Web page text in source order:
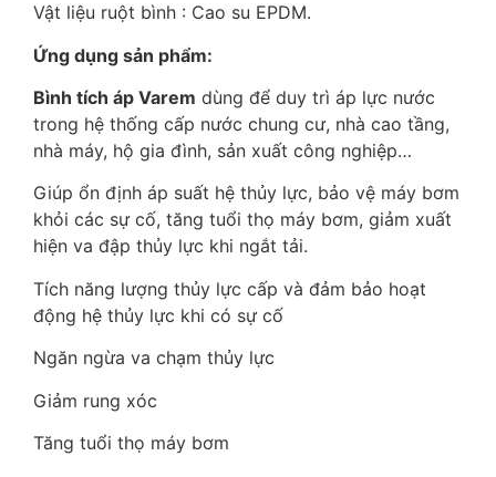
Vật liệu ruột bình : Cao su EPDM.
Ứng dụng sản phẩm:
Bình tích áp Varem dùng để duy trì áp lực nước
trong hệ thống cấp nước chung cư, nhà cao tầng,
nhà máy, hộ gia đình, sản xuất công nghiệp…
Giúp ổn định áp suất hệ thủy lực, bảo vệ máy bơm
khỏi các sự cố, tăng tuổi thọ máy bơm, giảm xuất
hiện va đập thủy lực khi ngắt tải.
Tích năng lượng thủy lực cấp và đảm bảo hoạt
động hệ thủy lực khi có sự cố
Ngăn ngừa va chạm thủy lực
Giảm rung xóc
Tăng tuổi thọ máy bơm